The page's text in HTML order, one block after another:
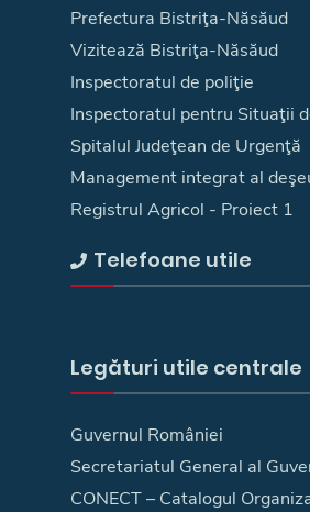
Prefectura Bistriţa-Năsăud
Vizitează Bistriţa-Năsăud
Inspectoratul de poliţie
Inspectoratul pentru Situaţii
Spitalul Judeţean de Urgenţă
Management integrat al
Registrul Agricol - Proiect 1
Telefoane utile
Legături utile centrale
Guvernul României
Secretariatul General al
CONECT – Catalogul